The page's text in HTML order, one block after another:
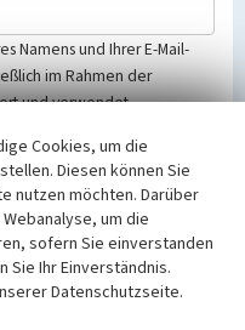
Namens und Ihrer E-Mail-
im Rahmen der
und verwendet.
der Vorschriften des
NRW und der seit
Sie bitte unsere
Cookies, um die
Diesen können Sie
nutzen möchten. Darüber
um die
sofern Sie einverstanden
Sie Ihr Einverständnis.
Datenschutzseite.